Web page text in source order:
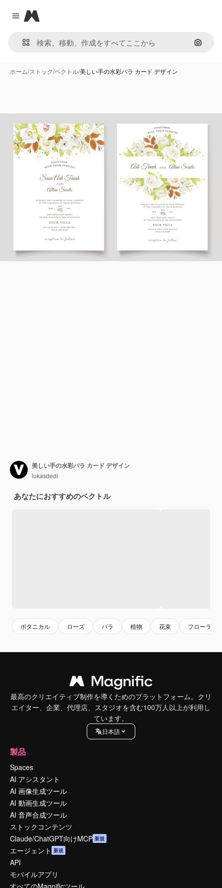
Close menu
Magnific
画像で
ホーム/ストック/ベクトル/美しい手の水彩バラ カード デザイン
美しい手の水彩バラ カード デザイン
lukasdedi
あなたにおすすめのベクトル
ボタニカル ローズ バラ 植物 花束 フローラル
最高のクリエイティブ制作を導くためのプラットフォーム。クリ
エイター、企業、代理店、スタジオを含む100万人以上が利用し
ています。
日本語
製品
Spaces
AI アシスタント
AI 画像生成ツール
AI 動画生成ツール
AI 音声合成ツール
ストックコンテンツ
Claude/ChatGPT向けMCP 新規
エージェント 新規
API
モバイルアプリ
すべてのMagnificツール